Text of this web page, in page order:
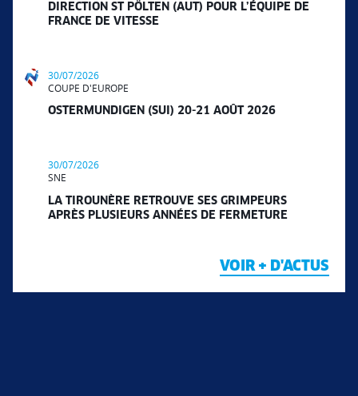
DIRECTION ST PÖLTEN (AUT) POUR L’ÉQUIPE DE
FRANCE DE VITESSE
30/07/2026
COUPE D'EUROPE
OSTERMUNDIGEN (SUI) 20-21 AOÛT 2026
30/07/2026
SNE
LA TIROUNÈRE RETROUVE SES GRIMPEURS
APRÈS PLUSIEURS ANNÉES DE FERMETURE
VOIR + D'ACTUS